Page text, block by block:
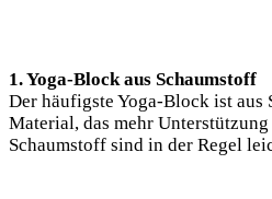
1. Yoga-Block ‍aus‌ Schaumstoff
Der häufigste Yoga-Block ist aus⁣
Material, das ⁣mehr
Schaumstoff sind in ⁣der​ Regel